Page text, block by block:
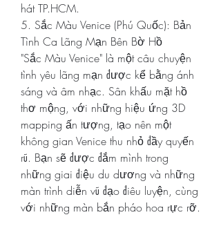
hát TP.HCM.
5. Sắc Màu Venice (Phú Quốc): Bản
Tình Ca Lãng Mạn Bên Bờ Hồ
"Sắc Màu Venice" là một câu chuyện
tình yêu lãng mạn được kể bằng ánh
sáng và âm nhạc. Sân khấu mặt hồ
thơ mộng, với những hiệu ứng 3D
mapping ấn tượng, tạo nên một
không gian Venice thu nhỏ đầy quyến
rũ. Bạn sẽ được đắm mình trong
những giai điệu du dương và những
màn trình diễn vũ đạo điêu luyện, cùng
với những màn bắn pháo hoa rực rỡ.